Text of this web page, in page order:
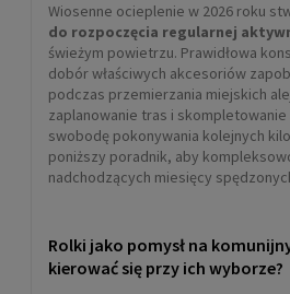
Wiosenne ocieplenie w 2026 roku
do rozpoczęcia regularnej
świeżym powietrzu. Prawidłowa
dobór właściwych akcesoriów
podczas przemierzania miejskich
zaplanowanie tras i
swobodę pokonywania kolejnych
poniższy poradnik, aby
nadchodzących miesięcy
Rolki jako pomysł na
kierować się przy ich wyborze?